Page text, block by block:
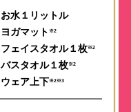
お水１リットル
ヨガマット ※2
フェイスタオル１枚※2
バスタオル１枚※2
ウェア上下※2※3